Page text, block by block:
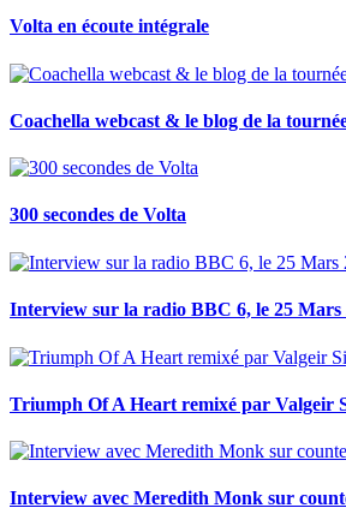
Volta en écoute intégrale
Coachella webcast & le blog de la
300 secondes de Volta
Interview sur la radio BBC 6, le 25 Mars
Triumph Of A Heart remixé par Valgeir
Interview avec Meredith Monk sur